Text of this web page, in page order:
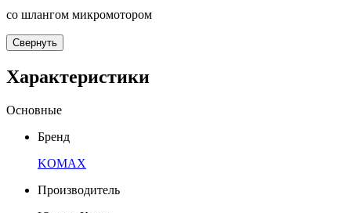
со шлангом микромотором
Свернуть
Характеристики
Основные
Бренд
KOMAX
Производитель